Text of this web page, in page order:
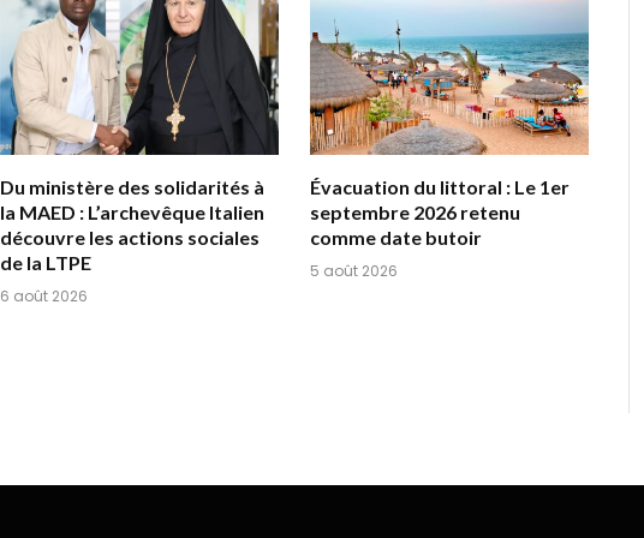
Du ministère des solidarités à
la MAED : L’archevêque Italien
découvre les actions sociales
de la LTPE
6 août 2026
Évacuation du littoral : Le 1er
septembre 2026 retenu
comme date butoir
5 août 2026